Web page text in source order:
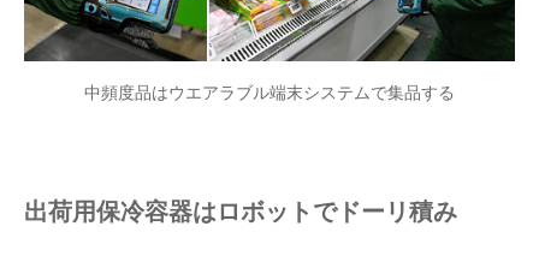
中頻度品はウエアラブル端末システムで集品する
出荷用保冷容器はロボットでドーリ積み